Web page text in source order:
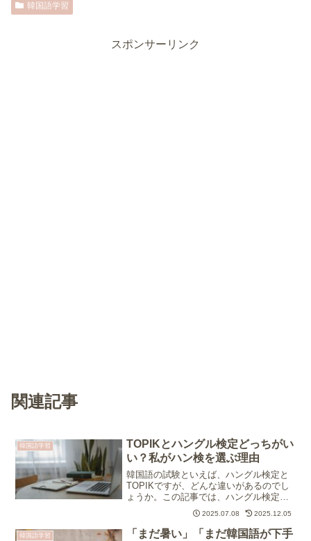
韓国語学習
スポンサーリンク
関連記事
韓国語学習
TOPIKとハングル検定どっちがい
い？私がハン検を選ぶ理由
韓国語の試験といえば、ハングル検定と
TOPIKですが、どんな違いがあるのでし
ょうか。この記事では、ハングル検定と
TOPIKの比較をして、私がハングル検定
を受ける理由をお話しします。
2025.07.08 2025.12.05
韓国語学習
「まだ暑い」「まだ韓国語が下手